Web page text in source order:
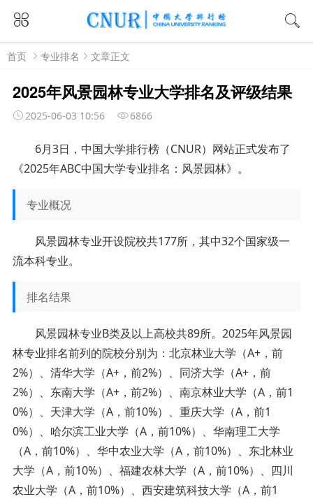
首页 专业排名 文章正文
2025年风景园林专业大学排名及评级结果
2025-06-03 10:56 6866
6月3日，中国大学排行榜（CNUR）网站正式发布了
《2025年ABC中国大学专业排名：风景园林》。
专业概况
风景园林专业开设院校共177所，其中32个国家级一
流本科专业。
排名结果
风景园林专业B类及以上高校共89所。2025年风景园
林专业排名前列的院校分别为：北京林业大学（A+，前
2%）、清华大学（A+，前2%）、同济大学（A+，前
2%）、东南大学（A+，前2%）、南京林业大学（A，前1
0%）、天津大学（A，前10%）、重庆大学（A，前1
0%）、哈尔滨工业大学（A，前10%）、华南理工大学
（A，前10%）、华中农业大学（A，前10%）、东北林业
大学（A，前10%）、福建农林大学（A，前10%）、四川
农业大学（A，前10%）、西安建筑科技大学（A，前1